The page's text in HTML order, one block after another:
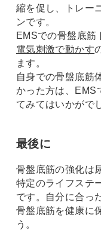
縮を促し、トレー
ンです。
EMSでの骨盤底筋
電気刺激で動かす
ます。
自身での骨盤底筋
かった方は、EMS
てみてはいかがで
最後に
骨盤底筋の強化は
特定のライフステ
です。自分に合っ
骨盤底筋を健康に
う。